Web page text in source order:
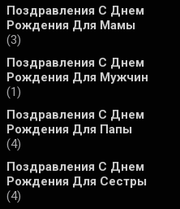
Поздравления С Днем
Рождения Для Мамы
(3)
Поздравления С Днем
Рождения Для Мужчин
(1)
Поздравления С Днем
Рождения Для Папы
(4)
Поздравления С Днем
Рождения Для Сестры
(4)